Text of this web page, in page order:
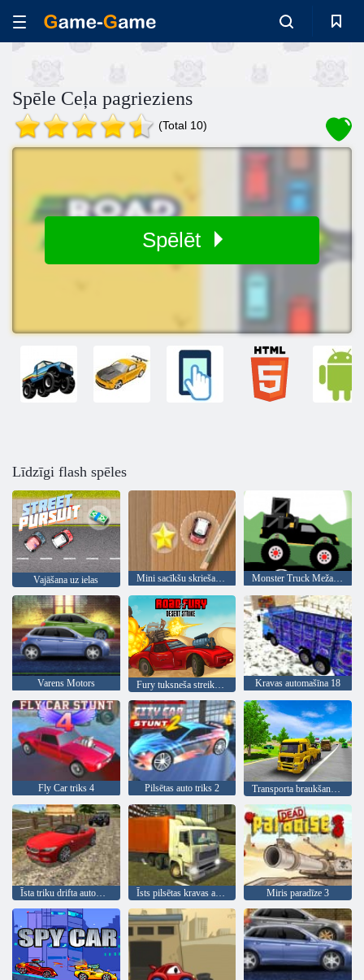
Spēle Ceļa pagrieziens
(Total 10)
Spēlēt
Līdzīgi flash spēles
Vajāšana uz ielas Mini sacīkšu skriešanās Monster Truck Meža Piegāde
Varens Motors Fury tuksneša streika ceļš Kravas automašīna 18
Fly Car triks 4 Pilsētas auto triks 2 Transporta braukšanas simulators
Īsta triku drifta automašīnas vadīšana 3d Īsts pilsētas kravas automašīnas simulators Miris paradīze 3